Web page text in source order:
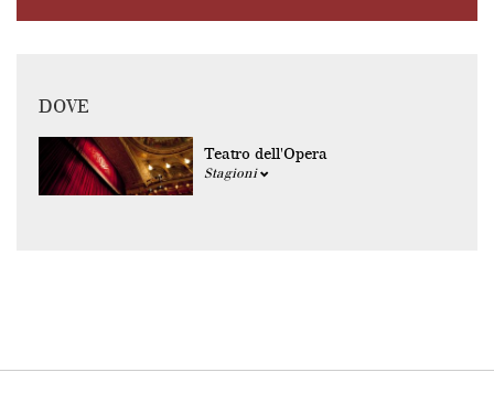
DOVE
Teatro dell'Opera
Stagioni